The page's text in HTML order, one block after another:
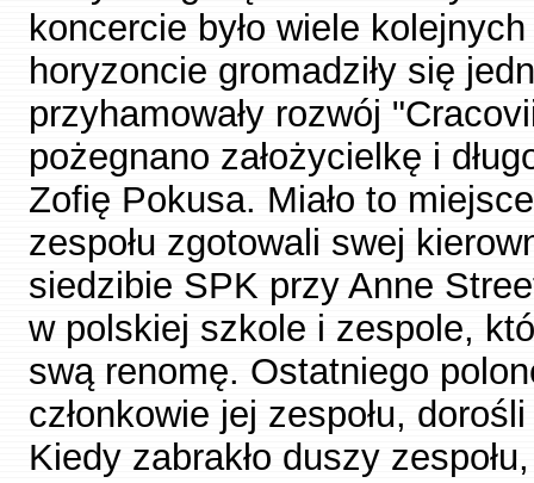
koncercie było wiele
horyzoncie gromadziły się
przyhamowały rozwój
pożegnano założycielkę i
Zofię Pokusa. Miało to
zespołu zgotowali swej
siedzibie SPK przy Anne
w polskiej szkole i zespole,
swą renomę. Ostatniego
członkowie jej zespołu,
Kiedy zabrakło duszy